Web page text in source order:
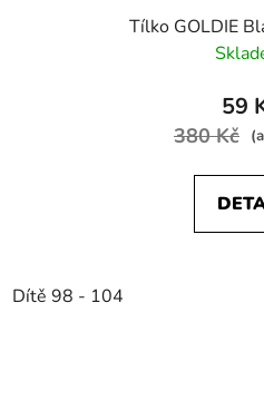
Tílko GOLDIE
59
380 Kč
Dítě 98 - 104